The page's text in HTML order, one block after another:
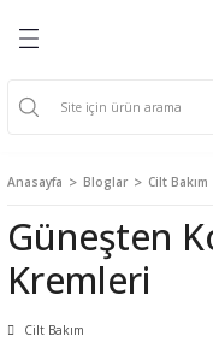
Gereçleri
Takviyeleri
& Propolis
Ürünleri
Ve Temizlik
Anasayfa Bloglar Cilt Bakım
Güneşten
Kremleri
Cilt Bakım